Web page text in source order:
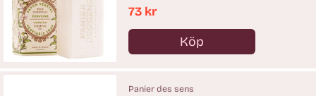
73 kr
Köp
Antal
Panier des sens